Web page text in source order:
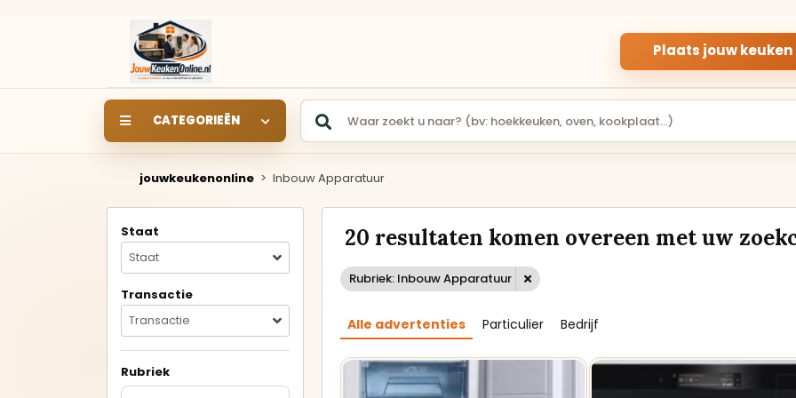
Plaats jouw keuken
CATEGORIEËN
SHOWROOM
S
de showroom van een
Rechte keukens
Hoekkeukens
KEUKENS
Gebruikte keukens
particuliere verkopers.
Rechte keukens
Hoekkeukens
R
Inbouwapparatuur
Koelkasten
jouwkeukenonline > Inbouw Apparatuur
Staat
Staat
Transactie
Transactie
Rubriek
20 resultaten komen overeen met uw
Rubriek: Inbouw Apparatuur
Alle advertenties Particulier Bedrijf